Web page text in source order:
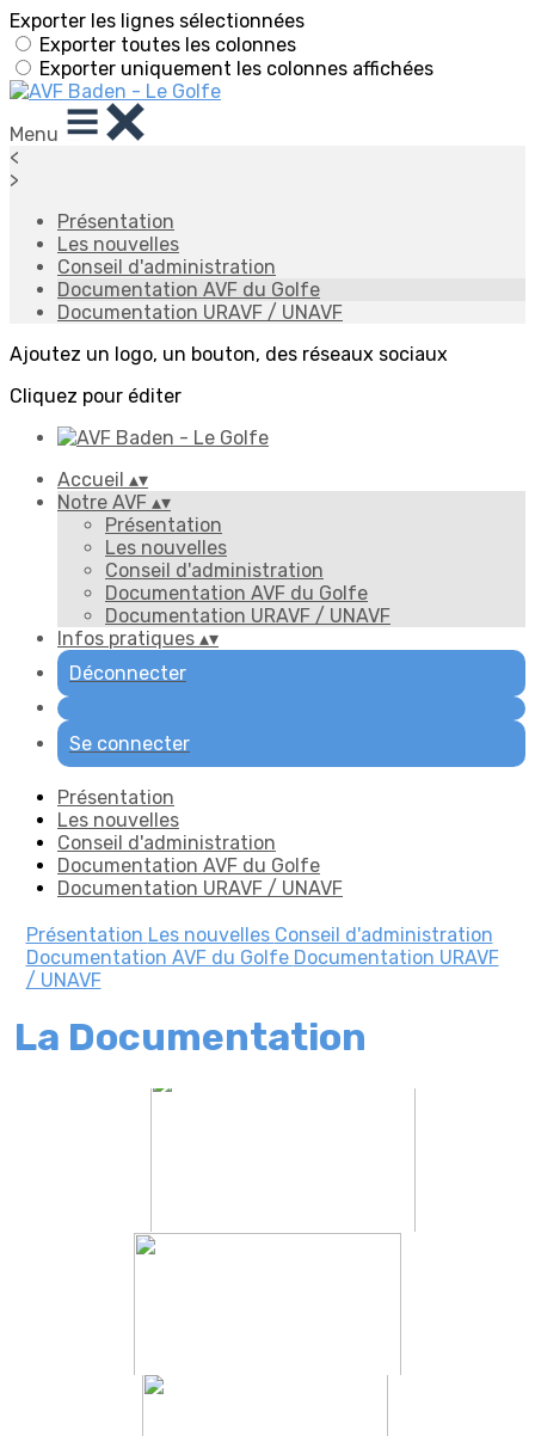
Exporter les lignes sélectionnées
Exporter toutes les colonnes
Exporter uniquement les colonnes affichées
Menu
<
>
Présentation
Les nouvelles
Conseil d'administration
Documentation AVF du Golfe
Documentation URAVF / UNAVF
Ajoutez un logo, un bouton, des réseaux sociaux
Cliquez pour éditer
Accueil ▴▾
Notre AVF ▴▾
Présentation
Les nouvelles
Conseil d'administration
Documentation AVF du Golfe
Documentation URAVF / UNAVF
Infos pratiques ▴▾
Déconnecter
Se connecter
Présentation
Les nouvelles
Conseil d'administration
Documentation AVF du Golfe
Documentation URAVF / UNAVF
Présentation Les nouvelles Conseil d'administration
Documentation AVF du Golfe Documentation URAVF
/ UNAVF
La Documentation